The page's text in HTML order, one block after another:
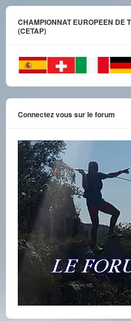
CHAMPIONNAT EUROPEEN DE
(CETAP)
Connectez vous sur le forum